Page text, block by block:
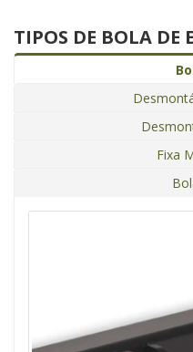
TIPOS DE BOLA DE
Fixa